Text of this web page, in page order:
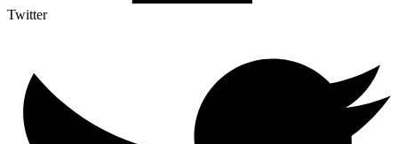
Twitter